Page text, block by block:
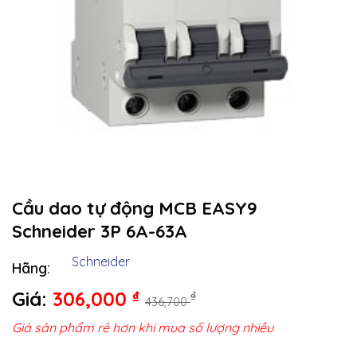
Cầu dao tự động MCB EASY9
Schneider 3P 6A-63A
Giá: 436,700₫
306,000 ₫
Hãng: Schneider
Giá sản phẩm rẻ hơn khi mua số lượng nhiều